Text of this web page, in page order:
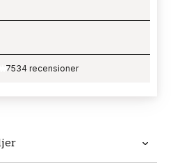
7534 recensioner